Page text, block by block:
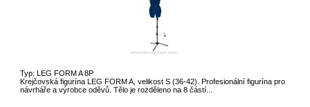
Typ: LEG FORM A 8P
Krejčovská figurína LEG FORM A, velikost S (36-42). Profesionální figurína pro
návrháře a výrobce oděvů. Tělo je rozděleno na 8 částí...